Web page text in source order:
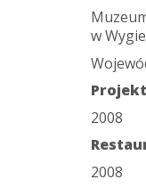
w
2008
2008